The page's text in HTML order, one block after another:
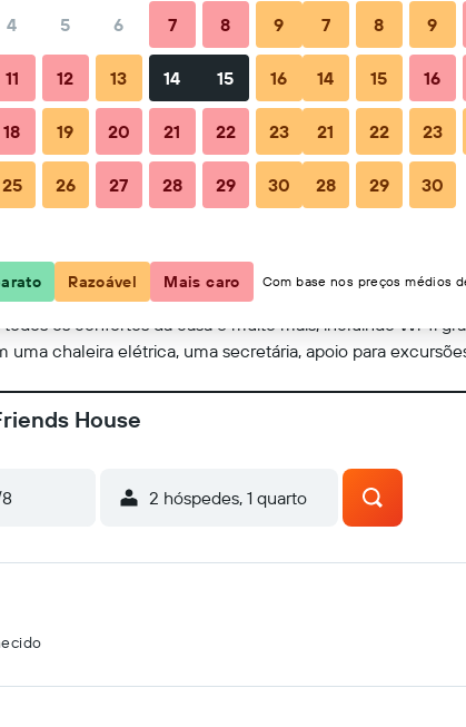
Dicas e Perguntas frequentes Alojamentos
os confortos da casa e muito mais, incluindo Wi-fi
uma chaleira elétrica, uma secretária, apoio para
Mostrar no mapa
House
2 hóspedes, 1 quarto
4 5 6 7 8 9
11 12 13 14 15 16
18 19 20 21 22 23
25 26 27 28 29 30
7 8 9
14 15 16
21 22 23
28 29 30
Razoável Mais caro Com base nos preços médios